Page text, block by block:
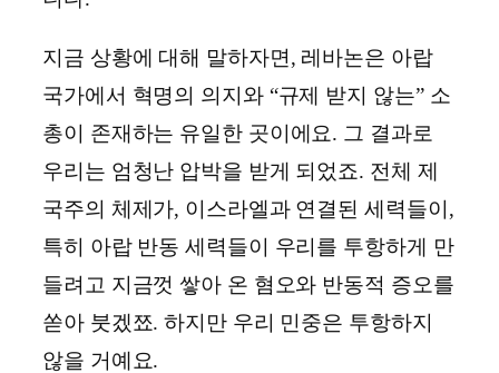
지금 상황에 대해 말하자면, 레바논은 아랍
국가에서 혁명의 의지와 “규제 받지 않는” 소
총이 존재하는 유일한 곳이에요. 그 결과로
우리는 엄청난 압박을 받게 되었죠. 전체 제
국주의 체제가, 이스라엘과 연결된 세력들이,
특히 아랍 반동 세력들이 우리를 투항하게 만
들려고 지금껏 쌓아 온 혐오와 반동적 증오를
쏟아 붓겠쬬. 하지만 우리 민중은 투항하지
않을 거예요.